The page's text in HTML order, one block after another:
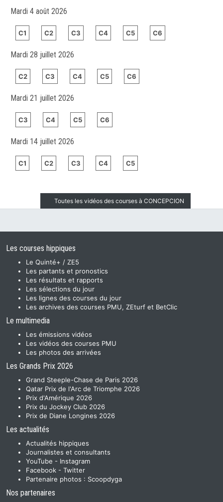
Mardi 4 août 2026
C1 C2 C3 C4 C5 C6
Mardi 28 juillet 2026
C2 C3 C4 C5 C6
Mardi 21 juillet 2026
C3 C4 C5 C6
Mardi 14 juillet 2026
C1 C2 C3 C4 C5
Toutes les vidéos des courses à CONCEPCION
Les courses hippiques
Le Quinté+ / ZE5
Les partants et pronostics
Les résultats et rapports
Les sélections du jour
Les lignes des courses du jour
Les archives des courses PMU, ZEturf et BetClic
Le multimedia
Les émissions vidéos
Les vidéos des courses PMU
Les photos des arrivées
Les Grands Prix 2026
Grand Steeple-Chase de Paris 2026
Qatar Prix de l'Arc de Triomphe 2026
Prix d'Amérique 2026
Prix du Jockey Club 2026
Prix de Diane Longines 2026
Les actualités
Actualités hippiques
Journalistes et consultants
YouTube - Instagram
Facebook - Twitter
Partenaire photos : Scoopdyga
Nos partenaires